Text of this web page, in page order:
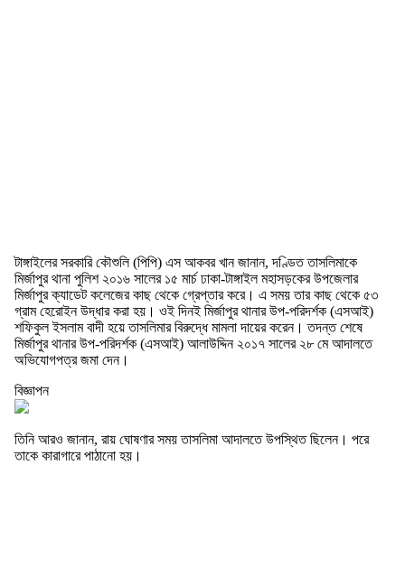
টাঙ্গাইলের সরকারি কৌশুলি (পিপি) এস আকবর খান জানান, দণ্ডিত তাসলিমাকে
মির্জাপুর থানা পুলিশ ২০১৬ সালের ১৫ মার্চ ঢাকা-টাঙ্গাইল মহাসড়কের উপজেলার
মির্জাপুর ক্যাডেট কলেজের কাছ থেকে গ্রেপ্তার করে। এ সময় তার কাছ থেকে ৫৩
গ্রাম হেরোইন উদ্ধার করা হয়। ওই দিনই মির্জাপুর থানার উপ-পরিদর্শক (এসআই)
শফিকুল ইসলাম বাদী হয়ে তাসলিমার বিরুদ্ধে মামলা দায়ের করেন। তদন্ত শেষে
মির্জাপুর থানার উপ-পরিদর্শক (এসআই) আলাউদ্দিন ২০১৭ সালের ২৮ মে আদালতে
অভিযোগপত্র জমা দেন।
বিজ্ঞাপন
তিনি আরও জানান, রায় ঘোষণার সময় তাসলিমা আদালতে উপস্থিত ছিলেন। পরে
তাকে কারাগারে পাঠানো হয়।